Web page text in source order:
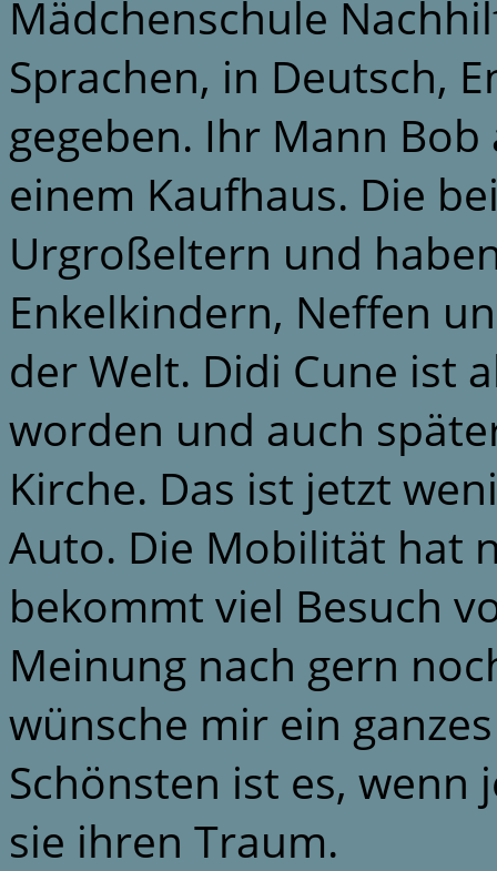
Mädchenschule
Sprachen, in Deutsch,
gegeben. Ihr Mann
einem Kaufhaus. Die
Urgroßeltern und
Enkelkindern, Neffen
der Welt. Didi Cune ist
worden und auch
Kirche. Das ist jetzt
Auto. Die Mobilität hat
bekommt viel Besuch
Meinung nach gern
wünsche mir ein
Schönsten ist es,
sie ihren Traum.